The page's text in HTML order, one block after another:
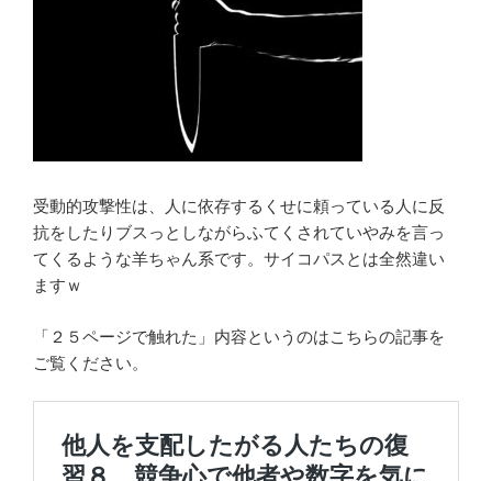
受動的攻撃性は、人に依存するくせに頼っている人に反
抗をしたりブスっとしながらふてくされていやみを言っ
てくるような羊ちゃん系です。サイコパスとは全然違い
ますｗ
「２５ページで触れた」内容というのはこちらの記事を
ご覧ください。